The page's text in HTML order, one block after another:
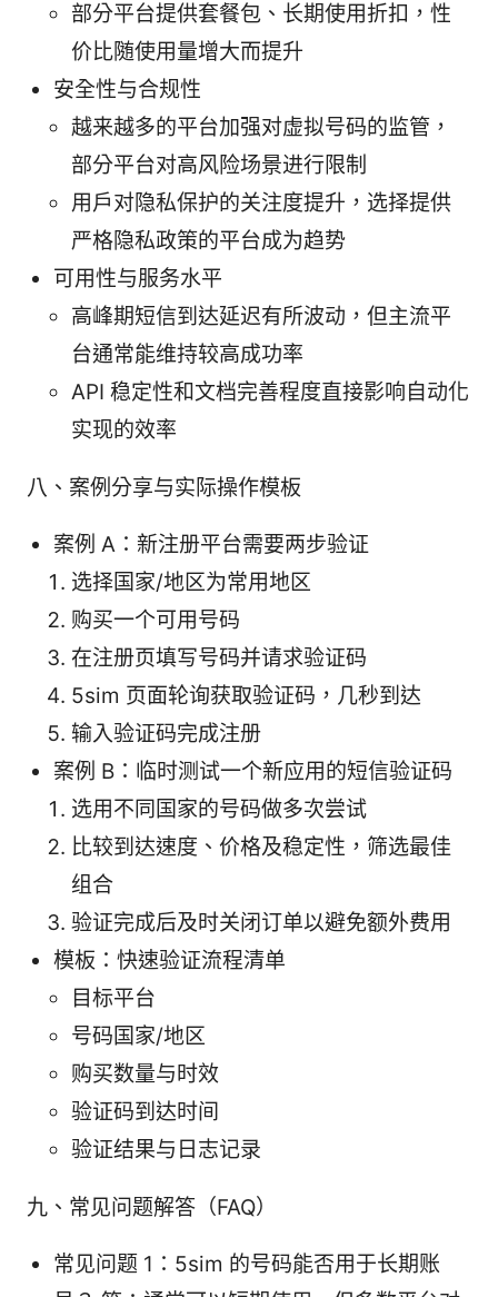
部分平台提供套餐包、长期使用折扣，性
价比随使用量增大而提升
安全性与合规性
越来越多的平台加强对虚拟号码的监管，
部分平台对高风险场景进行限制
用户对隐私保护的关注度提升，选择提供
严格隐私政策的平台成为趋势
可用性与服务水平
高峰期短信到达延迟有所波动，但主流平
台通常能维持较高成功率
API 稳定性和文档完善程度直接影响自动化
实现的效率
八、案例分享与实际操作模板
案例 A：新注册平台需要两步验证
选择国家/地区为常用地区
购买一个可用号码
在注册页填写号码并请求验证码
5sim 页面轮询获取验证码，几秒到达
输入验证码完成注册
案例 B：临时测试一个新应用的短信验证码
选用不同国家的号码做多次尝试
比较到达速度、价格及稳定性，筛选最佳
组合
验证完成后及时关闭订单以避免额外费用
模板：快速验证流程清单
目标平台
号码国家/地区
购买数量与时效
验证码到达时间
验证结果与日志记录
九、常见问题解答（FAQ）
常见问题 1：5sim 的号码能否用于长期账